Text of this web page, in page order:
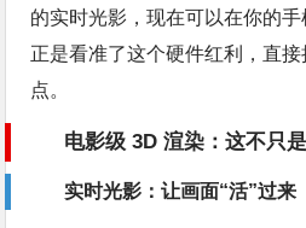
的实时光影，现在可以在你的手
正是看准了这个硬件红利，直
点。
电影级 3D 渲染：这不只
实时光影：让画面“活”过来